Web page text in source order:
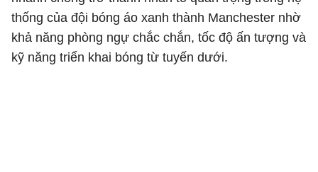
thống của đội bóng áo xanh thành Manchester nhờ
khả năng phòng ngự chắc chắn, tốc độ ấn tượng và
kỹ năng triển khai bóng từ tuyến dưới.